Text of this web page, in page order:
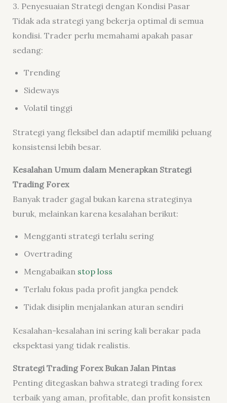
3. Penyesuaian Strategi dengan Kondisi Pasar
Tidak ada strategi yang bekerja optimal di semua
kondisi. Trader perlu memahami apakah pasar
sedang:
Trending
Sideways
Volatil tinggi
Strategi yang fleksibel dan adaptif memiliki peluang
konsistensi lebih besar.
Kesalahan Umum dalam Menerapkan Strategi
Trading Forex
Banyak trader gagal bukan karena strateginya
buruk, melainkan karena kesalahan berikut:
Mengganti strategi terlalu sering
Overtrading
Mengabaikan stop loss
Terlalu fokus pada profit jangka pendek
Tidak disiplin menjalankan aturan sendiri
Kesalahan-kesalahan ini sering kali berakar pada
ekspektasi yang tidak realistis.
Strategi Trading Forex Bukan Jalan Pintas
Penting ditegaskan bahwa strategi trading forex
terbaik yang aman, profitable, dan profit konsisten